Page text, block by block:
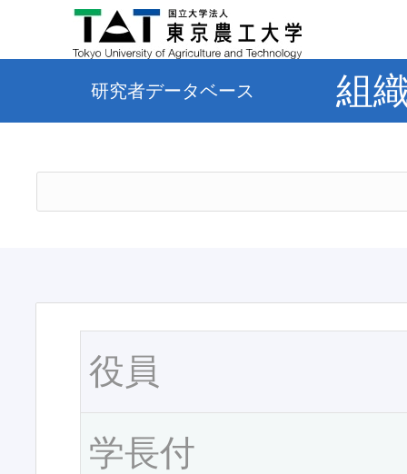
研究者データベース 組
役員
学長付